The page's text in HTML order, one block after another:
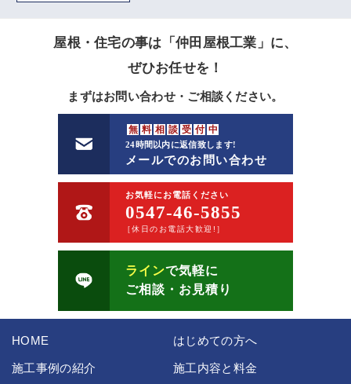
屋根・住宅の事は「仲田屋根工業」に、
ぜひお任せを！
まずはお問い合わせ・ご相談ください。
無 料 相 談 受 付 中
24時間以内に返信致します!
メールでのお問い合わせ
お気軽にお電話ください
0547-46-5855
［休日のお電話大歓迎!］
ラインで気軽に
ご相談・お見積り
HOME はじめての方へ
施工事例の紹介 施工内容と料金